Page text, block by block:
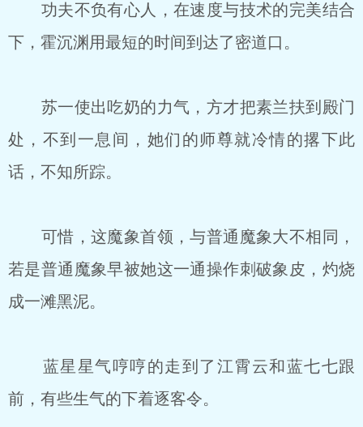
功夫不负有心人，在速度与技术的完美结合
下，霍沉渊用最短的时间到达了密道口。
苏一使出吃奶的力气，方才把素兰扶到殿门
处，不到一息间，她们的师尊就冷情的撂下此
话，不知所踪。
可惜，这魔象首领，与普通魔象大不相同，
若是普通魔象早被她这一通操作刺破象皮，灼烧
成一滩黑泥。
蓝星星气哼哼的走到了江霄云和蓝七七跟
前，有些生气的下着逐客令。